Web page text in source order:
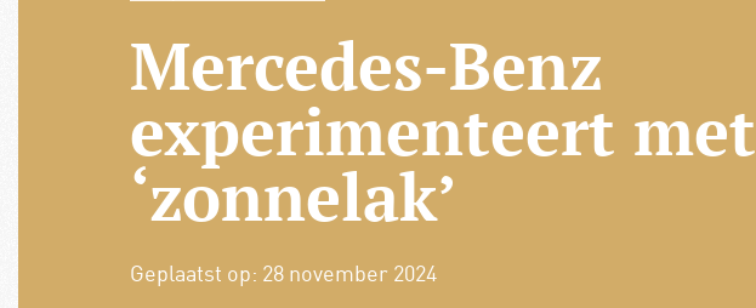
Mercedes-Benz
experimenteert met
‘zonnelak’
Geplaatst op: 28 november 2024